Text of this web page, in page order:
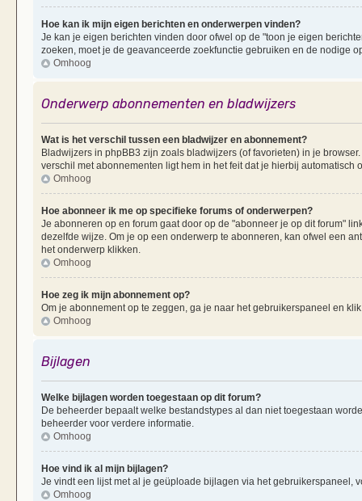
Hoe kan ik mijn eigen berichten en onderwerpen vinden?
Je kan je eigen berichten vinden door ofwel op de "toon je eigen
zoeken, moet je de geavanceerde zoekfunctie gebruiken en de nodige
Omhoog
Onderwerp abonnementen en bladwijzers
Wat is het verschil tussen een bladwijzer en abonnement?
Bladwijzers in phpBB3 zijn zoals bladwijzers (of favorieten) in je
verschil met abonnementen ligt hem in het feit dat je hierbij
Omhoog
Hoe abonneer ik me op specifieke forums of onderwerpen?
Je abonneren op en forum gaat door op de "abonneer je op dit forum"
dezelfde wijze. Om je op een onderwerp te abonneren, kan ofwel een
het onderwerp klikken.
Omhoog
Hoe zeg ik mijn abonnement op?
Om je abonnement op te zeggen, ga je naar het gebruikerspaneel en
Omhoog
Bijlagen
Welke bijlagen worden toegestaan op dit forum?
De beheerder bepaalt welke bestandstypes al dan niet toegestaan
beheerder voor verdere informatie.
Omhoog
Hoe vind ik al mijn bijlagen?
Je vindt een lijst met al je geüploade bijlagen via het gebruikerspaneel,
Omhoog